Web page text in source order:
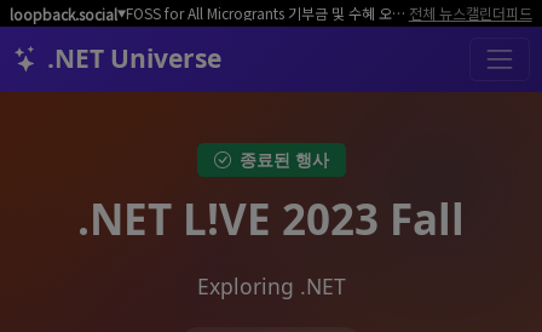
loopback.social▼ FOSS for All Microgrants 기부금 및 수혜 오픈소스 프로젝트/커뮤니티 모집 전체 뉴스캘린더피드
.NET Universe
종료된 행사
.NET L!VE 2023 Fall
Exploring .NET